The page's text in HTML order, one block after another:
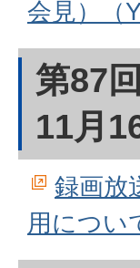
会見）（
第87
11月
録画放
用につい